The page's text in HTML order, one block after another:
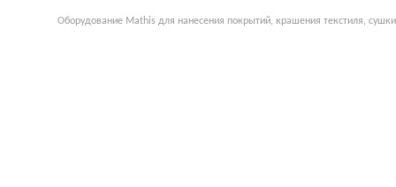
Оборудование Mathis для нанесения покрытий, крашения текстиля,